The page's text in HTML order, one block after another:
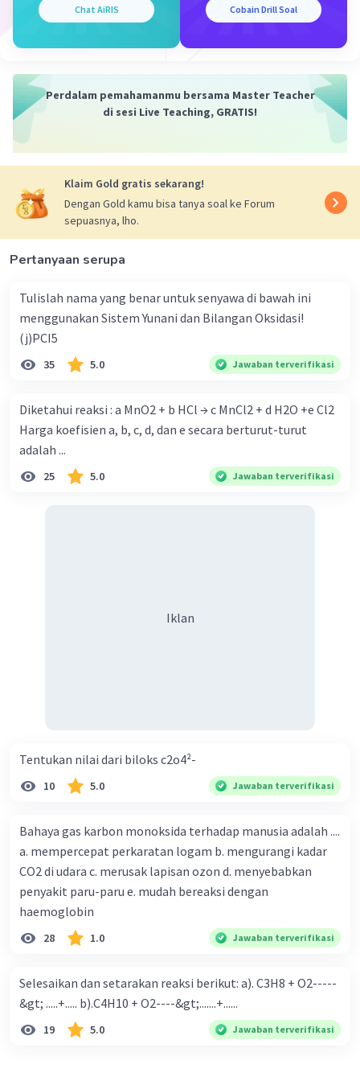
Beri Rating ·
Chat AiRIS Cobain Drill Soal
Perdalam pemahamanmu bersama Master Teacher
di sesi Live Teaching, GRATIS!
Klaim Gold gratis sekarang!
Dengan Gold kamu bisa tanya soal ke Forum
sepuasnya, lho.
Pertanyaan serupa
Tulislah nama yang benar untuk senyawa di bawah ini
menggunakan Sistem Yunani dan Bilangan Oksidasi!
(j)PCI5
35 5.0 Jawaban terverifikasi
Diketahui reaksi : a MnO2 + b HCl → c MnCl2 + d H2O +e Cl2
Harga koefisien a, b, c, d, dan e secara berturut-turut
adalah ...
25 5.0 Jawaban terverifikasi
Iklan
Tentukan nilai dari biloks c2o4²-
10 5.0 Jawaban terverifikasi
Bahaya gas karbon monoksida terhadap manusia adalah ....
a. mempercepat perkaratan logam b. mengurangi kadar
CO2 di udara c. merusak lapisan ozon d. menyebabkan
penyakit paru-paru e. mudah bereaksi dengan
haemoglobin
28 1.0 Jawaban terverifikasi
Selesaikan dan setarakan reaksi berikut: a). C3H8 + O2-----
&gt; .....+..... b).C4H10 + O2----&gt;.......+......
19 5.0 Jawaban terverifikasi